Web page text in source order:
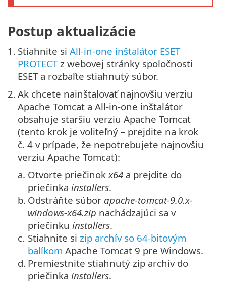
Postup aktualizácie
1. Stiahnite si All-in-one inštalátor ESET
PROTECTz webovej stránky spoločnosti
ESET a rozbaľte stiahnutý súbor.
2. Ak chcete nainštalovať najnovšiu verziu
Apache Tomcat a All-in-one inštalátor
obsahuje staršiu verziu Apache Tomcat
(tento krok je voliteľný – prejdite na krok
č. 4 v prípade, že nepotrebujete najnovšiu
verziu Apache Tomcat):
a. Otvorte priečinok x64 a prejdite do
priečinka installers.
b. Odstráňte súbor apache-tomcat-9.0.x-
windows-x64.zip nachádzajúci sa v
priečinku installers.
c. Stiahnite si zip archív so 64-bitovým
balíkom Apache Tomcat 9 pre Windows.
d. Premiestnite stiahnutý zip archív do
priečinka installers.